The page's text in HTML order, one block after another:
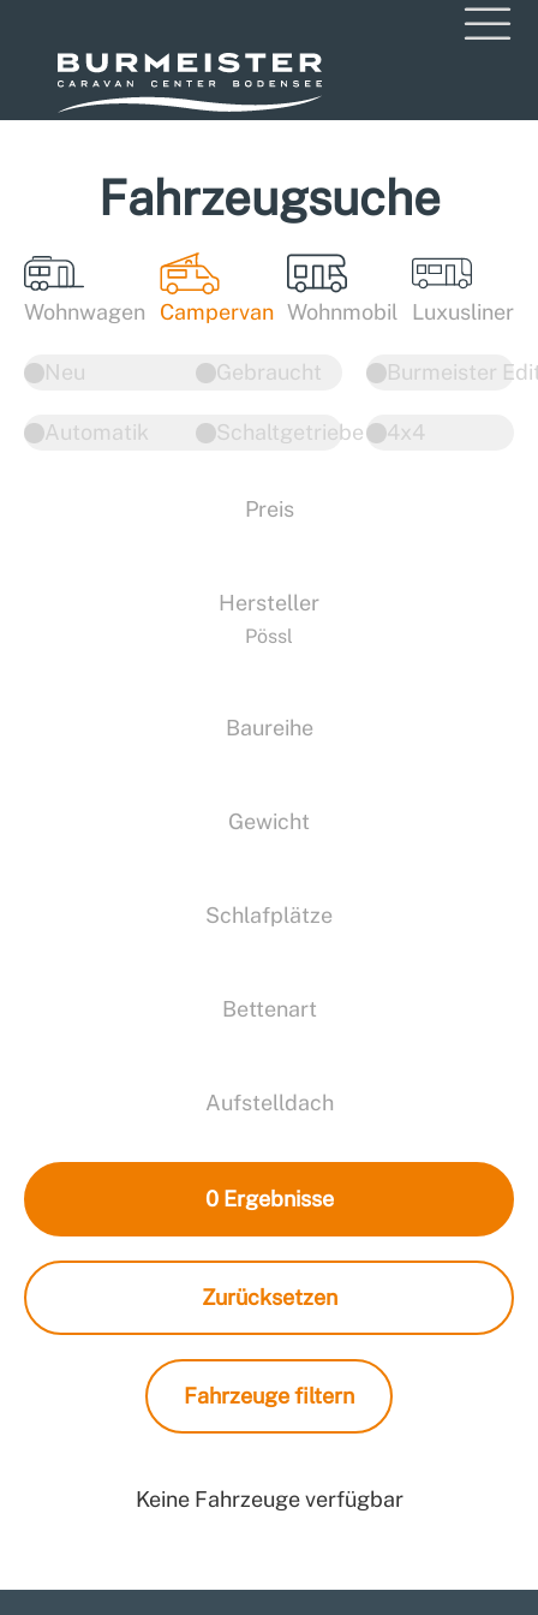
Fahrzeugsuche
Wohnwagen Campervan Wohnmobil Luxusliner
Neu Gebraucht
4x4
Automatik Schaltgetriebe
Burmeister
Preis
Hersteller
Pössl
Baureihe
Gewicht
Schlafplätze
Bettenart
Aufstelldach
0 Ergebnisse
Zurücksetzen
Fahrzeuge filtern
Keine Fahrzeuge verfügbar